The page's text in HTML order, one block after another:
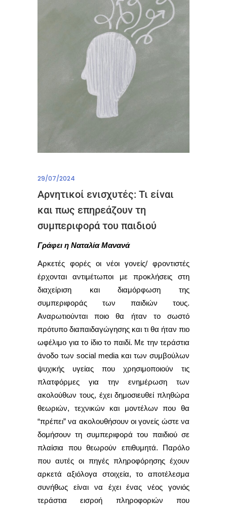
29/07/2024
Αρνητικοί ενισχυτές: Τι είναι
και πως επηρεάζουν τη
συμπεριφορά του παιδιού
Γράφει η Ναταλία Μανανά
Αρκετές φορές οι νέοι γονείς/ φροντιστές
έρχονται αντιμέτωποι με προκλήσεις στη
διαχείριση και διαμόρφωση της
συμπεριφοράς των παιδιών τους.
Αναρωτιούνται ποιο θα ήταν το σωστό
πρότυπο διαπαιδαγώγησης και τι θα ήταν πιο
ωφέλιμο για το ίδιο το παιδί. Με την τεράστια
άνοδο των social media και των συμβούλων
ψυχικής υγείας που χρησιμοποιούν τις
πλατφόρμες για την ενημέρωση των
ακολούθων τους, έχει δημοσιευθεί πληθώρα
θεωριών, τεχνικών και μοντέλων που θα
“πρέπει” να ακολουθήσουν οι γονείς ώστε να
δομήσουν τη συμπεριφορά του παιδιού σε
πλαίσια που θεωρούν επιθυμητά. Παρόλο
που αυτές οι πηγές πληροφόρησης έχουν
αρκετά αξιόλογα στοιχεία, το αποτέλεσμα
συνήθως είναι να έχει ένας νέος γονιός
τεράστια εισροή πληροφοριών που